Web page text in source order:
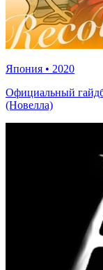
Япония • 2020
Официальный
(Новелла)